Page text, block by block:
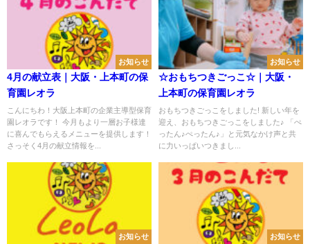
お知らせ
4月の献立表｜大阪・上本町の保
育園レオラ
こんにちわ！大阪上本町の企業主導型保育
園レオラです！ 今月もより一層お子様達
に喜んでもらえるメニューを提供します！
さっそく4月の献立情報を...
お知らせ
☆おもちつきごっこ☆｜大阪・
上本町の保育園レオラ
おもちつきごっこをしました! 新しい年を
迎え、おもちつきごっこをしました♪ 「ぺ
ったん♪ぺったん♪」と元気なかけ声と共
に力いっぱいつきまし...
お知らせ お知らせ